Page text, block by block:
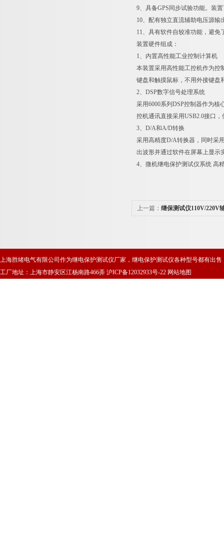
9、具备GPS同步试验功能。装
10、配有独立直流辅助电压源
11、具有软件自较准功能，避
装置硬件组成：
1、内置高性能工业控制计算机
本装置采用高性能工控机作为控
键盘和触摸鼠标，不用外接键盘
2、DSP数字信号处理系统
采用6000系列DSP控制器作为
控机通讯直接采用USB2.0接口
3、D/A和A/D转换
采用高精度D/A转换器，同时采
出波形并通过软件在屏幕上显示
4、微机继电保护测试仪系统 高
上一篇： 继保测试仪110V/220V
上海胜绪电气有限公司作为继电保护测试仪厂家，继电保护测试仪各种型号都有出
工厂地址：上海市静安区江杨南路466弄 沪ICP备12032933号-22 网站地图